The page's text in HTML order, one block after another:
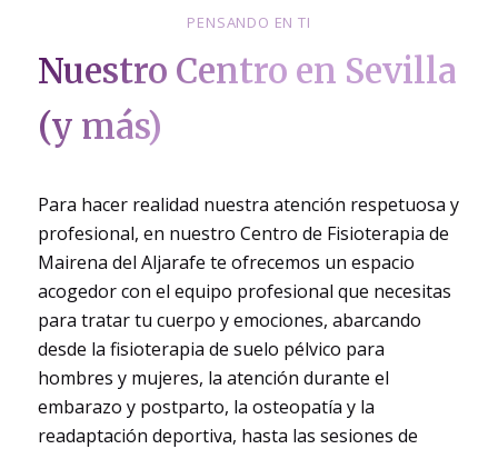
PENSANDO EN TI
Nuestro Centro en Sevilla
(y más)
Para hacer realidad nuestra atención respetuosa y
profesional, en nuestro Centro de Fisioterapia de
Mairena del Aljarafe te ofrecemos un espacio
acogedor con el equipo profesional que necesitas
para tratar tu cuerpo y emociones, abarcando
desde la fisioterapia de suelo pélvico para
hombres y mujeres, la atención durante el
embarazo y postparto, la osteopatía y la
readaptación deportiva, hasta las sesiones de